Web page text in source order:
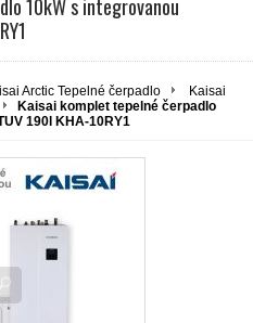
10kW s integrovanou
Arctic Tepelné čerpadlo
Kaisai
Kaisai komplet tepelné čerpadlo
190l KHA-10RY1